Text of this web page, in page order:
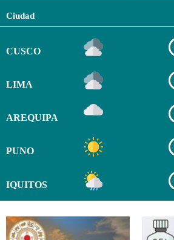
Ciudad
CUSCO
LIMA
AREQUIPA
PUNO
IQUITOS